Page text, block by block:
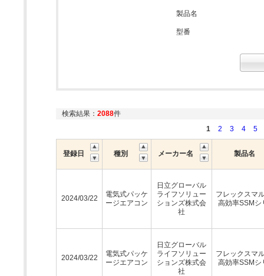
製品名
型番
検索結果： 2088件
1
2 3 4 5
登録日 種別 メーカー名 製品名
2024/03/22
電気式パッケ
ージエアコン
日立グローバル
ライフソリュー
ションズ株式会
社
フレックスマ
高効率SSMシ
2024/03/22
電気式パッケ
ージエアコン
日立グローバル
ライフソリュー
ションズ株式会
社
フレックスマ
高効率SSMシ